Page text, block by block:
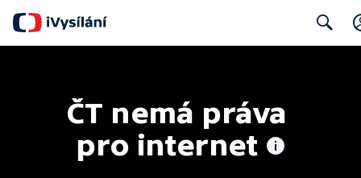
ČT nemá práva
pro internet